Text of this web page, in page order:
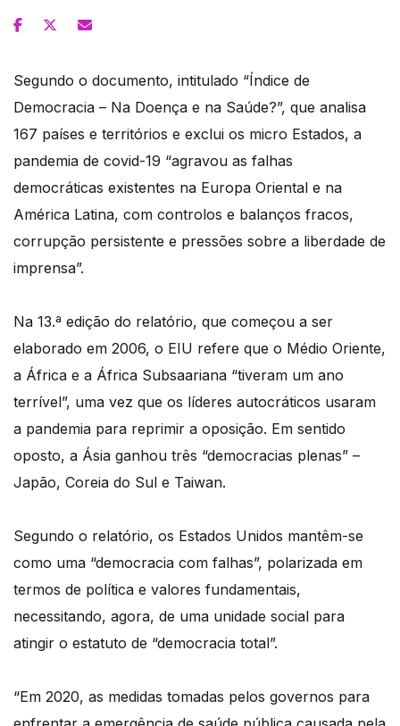
Segundo o documento, intitulado “Índice de
Democracia – Na Doença e na Saúde?”, que analisa
167 países e territórios e exclui os micro Estados, a
pandemia de covid-19 “agravou as falhas
democráticas existentes na Europa Oriental e na
América Latina, com controlos e balanços fracos,
corrupção persistente e pressões sobre a liberdade de
imprensa”.
Na 13.ª edição do relatório, que começou a ser
elaborado em 2006, o EIU refere que o Médio Oriente,
a África e a África Subsaariana “tiveram um ano
terrível”, uma vez que os líderes autocráticos usaram
a pandemia para reprimir a oposição. Em sentido
oposto, a Ásia ganhou três “democracias plenas” –
Japão, Coreia do Sul e Taiwan.
Segundo o relatório, os Estados Unidos mantêm-se
como uma “democracia com falhas”, polarizada em
termos de política e valores fundamentais,
necessitando, agora, de uma unidade social para
atingir o estatuto de “democracia total”.
“Em 2020, as medidas tomadas pelos governos para